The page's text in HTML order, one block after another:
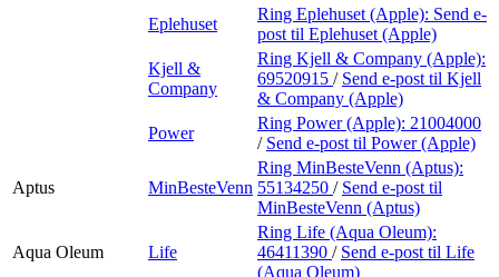
Eplehuset
Ring Eplehuset (Apple): Send e-
post til Eplehuset (Apple)
Kjell &
Company
Ring Kjell & Company (Apple):
69520915 / Send e-post til Kjell
& Company (Apple)
Power
Ring Power (Apple): 21004000
/ Send e-post til Power (Apple)
Aptus MinBesteVenn
Ring MinBesteVenn (Aptus):
55134250 / Send e-post til
MinBesteVenn (Aptus)
Aqua Oleum Life
Ring Life (Aqua Oleum):
46411390 / Send e-post til Life
(Aqua Oleum)